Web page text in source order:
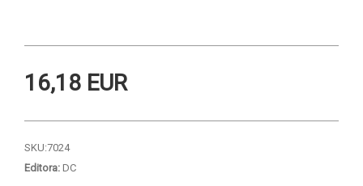
16,18 EUR
SKU:7024
Editora: DC